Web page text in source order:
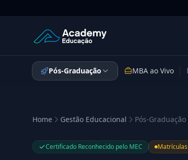
Academy Educação — Página Inicial
Pós-Graduação MBA ao Vivo
Home Gestão Educacional Pós-
Certificado Reconhecido pelo MEC